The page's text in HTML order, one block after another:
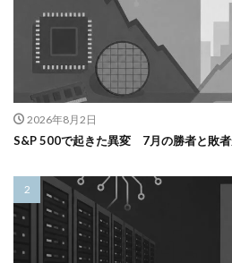
2026年8月2日
S&P 500で起きた異変 7月の勝者と敗者